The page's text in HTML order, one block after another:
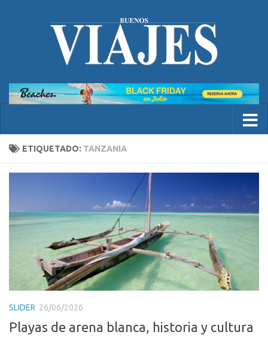
ETIQUETADO: TANZANIA
SLIDER 26/06/2026
Playas de arena blanca, historia y cultura